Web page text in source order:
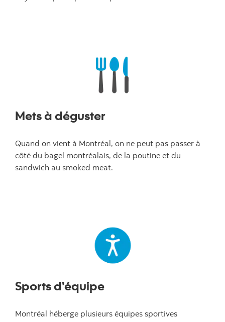
Mets à déguster
Quand on vient à Montréal, on ne peut pas passer à
côté du bagel montréalais, de la poutine et du
sandwich au smoked meat.
Sports d’équipe
Montréal héberge plusieurs équipes sportives